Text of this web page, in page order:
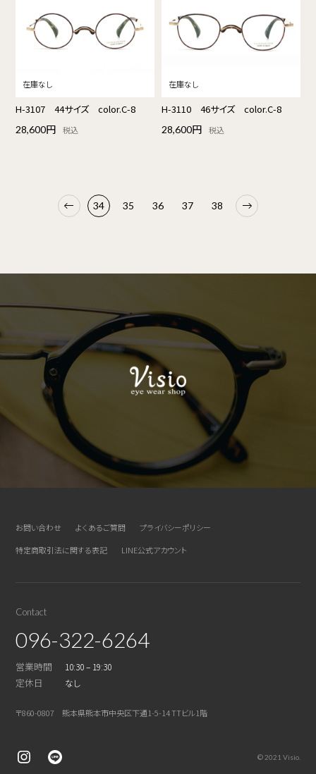
H-3107 44サイズ color.C-8
28,600円 税込
H-3110 46サイズ color.C-8
28,600円 税込
34 35 36 37 38
お問い合わせ よくあるご質問
プライバシーポリシー
特定商取引法に関する表記
LINE公式アカウント
Contact
096-322-6264
営業時間 10:30 – 19:30
定休日 なし
〒860-0807 熊本県熊本市中央区下通1-5-14 TTビル1階
© 2021 Visio.